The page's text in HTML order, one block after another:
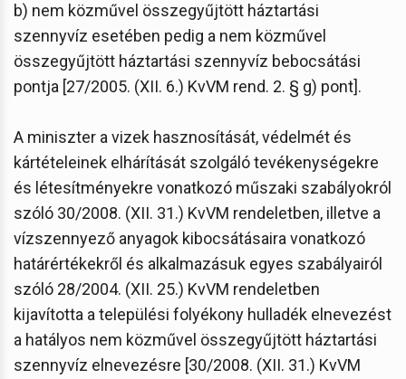
b) nem közművel összegyűjtött háztartási
szennyvíz esetében pedig a nem közművel
összegyűjtött háztartási szennyvíz bebocsátási
pontja [27/2005. (XII. 6.) KvVM rend. 2. § g) pont].
A miniszter a vizek hasznosítását, védelmét és
kártételeinek elhárítását szolgáló tevékenységekre
és létesítményekre vonatkozó műszaki szabályokról
szóló 30/2008. (XII. 31.) KvVM rendeletben, illetve a
vízszennyező anyagok kibocsátásaira vonatkozó
határértékekről és alkalmazásuk egyes szabályairól
szóló 28/2004. (XII. 25.) KvVM rendeletben
kijavította a települési folyékony hulladék elnevezést
a hatályos nem közművel összegyűjtött háztartási
szennyvíz elnevezésre [30/2008. (XII. 31.) KvVM